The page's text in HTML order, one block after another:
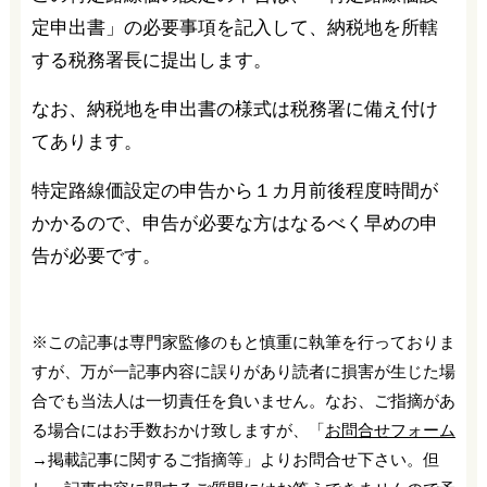
定申出書」の必要事項を記入して、納税地を所轄
する税務署長に提出します。
なお、納税地を申出書の様式は税務署に備え付け
てあります。
特定路線価設定の申告から１カ月前後程度時間が
かかるので、申告が必要な方はなるべく早めの申
告が必要です。
※この記事は専門家監修のもと慎重に執筆を行っておりま
すが、万が一記事内容に誤りがあり読者に損害が生じた場
合でも当法人は一切責任を負いません。なお、ご指摘があ
る場合にはお手数おかけ致しますが、「お問合せフォーム
→掲載記事に関するご指摘等」よりお問合せ下さい。但